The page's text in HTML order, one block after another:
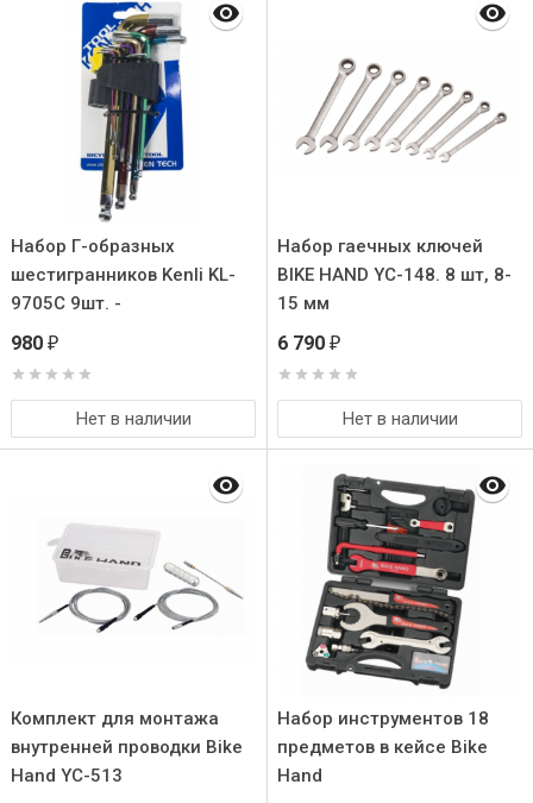
Набор Г-образных
шестигранников Kenli KL-
9705C 9шт. -
1.5/2./2.5/3/4/5/6/8/10мм.
S2. Цветовая маркировка
каждого размера. Удобная
980 ₽
Нет в наличии
Набор гаечных ключей
BIKE HAND YC-148. 8 шт, 8-
15 мм
6 790 ₽
Нет в наличии
Комплект для монтажа
внутренней проводки Bike
Hand YC-513
Набор инструментов 18
предметов в кейсе Bike
Hand